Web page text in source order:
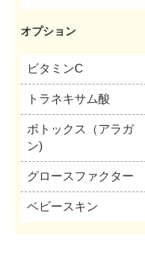
オプション
ビタミンC
トラネキサム酸
ボトックス（アラガ
ン)
グロースファクター
ベビースキン